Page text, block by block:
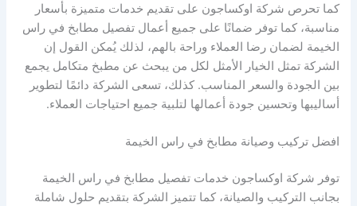
كما تحرص شركة اوكساجون على تقديم خدمات متميزة بأسعار
مناسبة، كما توفر ضمانًا على جميع أعمال تفصيل مطابخ في راس
الخيمة لضمان رضا العملاء وراحة بالهم، لذلك يُمكن القول إن
الشركة تمثل الخيار الأمثل لكل من يبحث عن مطبخ متكامل يجمع
بين الجودة والسعر المناسب. كذلك، تسعى الشركة دائمًا لتطوير
أساليبها وتحسين جودة أعمالها لتلبية جميع احتياجات العملاء.
افضل تركيب وصيانة مطابخ في راس الخيمة
توفر شركة اوكساجون خدمات تفصيل مطابخ في راس الخيمة
بجانب التركيب والصيانة، كما تتميز الشركة بتقديم حلول شاملة